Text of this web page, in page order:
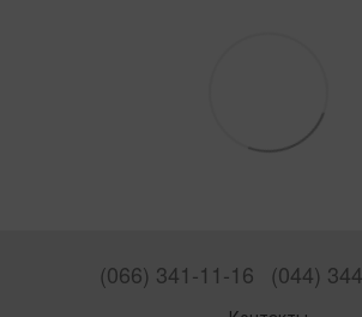
(066) 341-11-16 (044)